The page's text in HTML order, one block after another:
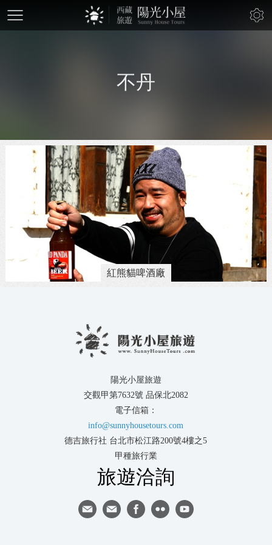
不丹
紅熊貓啤酒廠
陽光小屋旅遊
交觀甲第7632號 品保北2082
電子信箱：
info@sunnyhousetours.com
德吉旅行社 台北市松江路200號4樓之5
甲種旅行業
旅遊洽詢